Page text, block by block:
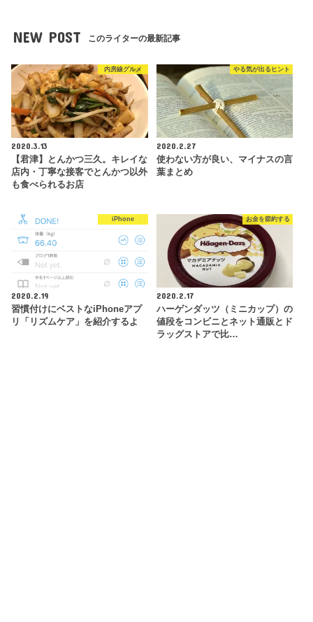
NEW POST このライターの最新記事
内房線グルメ
2020.3.13
【君津】とんかつ三久。キレイな
店内・丁寧な接客でとんかつ以外
も食べられるお店
やる気が出るヒント
2020.2.27
使わない方が良い、マイナスの言
葉まとめ
iPhone
2020.2.19
習慣付けにベストなiPhoneアプ
リ「リズムケア」を紹介するよ
お金を節約する
2020.2.17
ハーゲンダッツ（ミニカップ）の
値段をコンビニとネット通販とド
ラッグストアで比…